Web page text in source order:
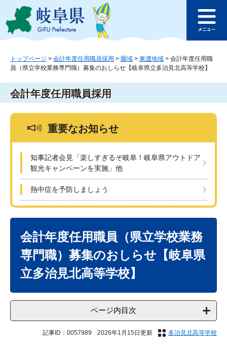
ジ
ュ
このページの本文へ
ュ
トップページ > 会計年度任用職員採用 > 圏域 > 東濃地域 > 会計年度任用職
員（県立学校業務専門職）募集のおしらせ【岐阜県立多治見北高等学校】
会計年度任用職員採用
重要なお知らせ
知事記者会見「楽しすぎるぞ岐阜！岐阜県アウトドア
観光キャンペーンを実施」他
熱中症を予防しましょう
会計年度任用職員（県立学校業務
専門職）募集のおしらせ【岐阜県
立多治見北高等学校】
ページ内目次
記事ID：0057989 2026年1月15日更新 多治見北高等学校